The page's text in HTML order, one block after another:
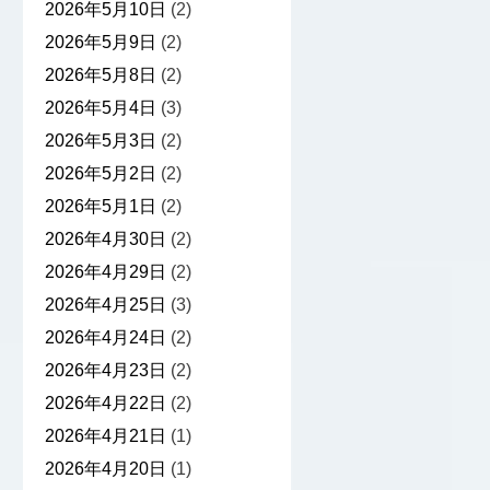
2026年5月10日 (2)
2026年5月9日 (2)
2026年5月8日 (2)
2026年5月4日 (3)
2026年5月3日 (2)
2026年5月2日 (2)
2026年5月1日 (2)
2026年4月30日 (2)
2026年4月29日 (2)
2026年4月25日 (3)
2026年4月24日 (2)
2026年4月23日 (2)
2026年4月22日 (2)
2026年4月21日 (1)
2026年4月20日 (1)